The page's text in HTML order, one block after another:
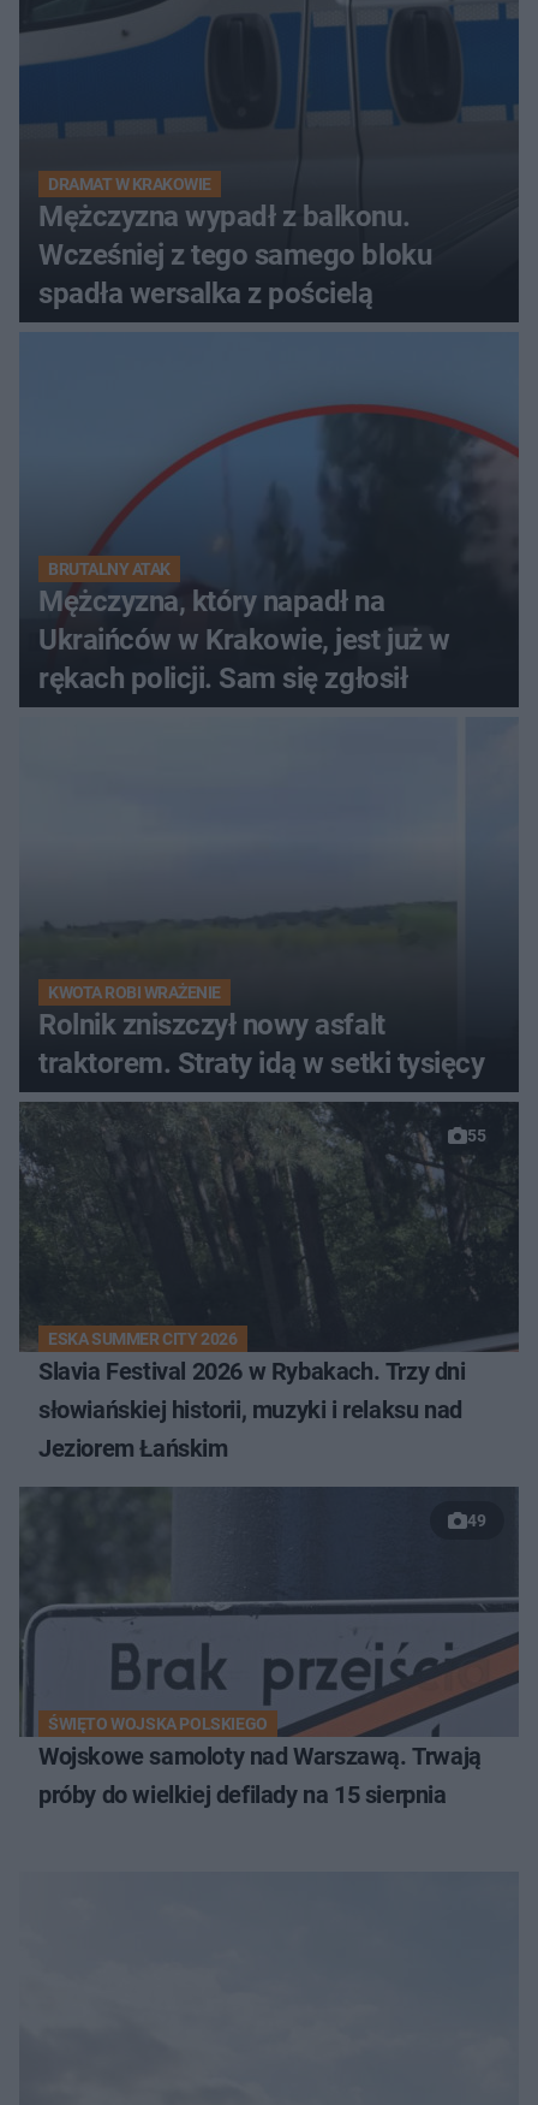
DRAMAT W KRAKOWIE
Mężczyzna wypadł z balkonu.
Wcześniej z tego samego bloku
spadła wersalka z pościelą
BRUTALNY ATAK
Mężczyzna, który napadł na
Ukraińców w Krakowie, jest już w
rękach policji. Sam się zgłosił
KWOTA ROBI WRAŻENIE
Rolnik zniszczył nowy asfalt
traktorem. Straty idą w setki tysięcy
55
ESKA SUMMER CITY 2026
Slavia Festival 2026 w Rybakach. Trzy dni
słowiańskiej historii, muzyki i relaksu nad
Jeziorem Łańskim
49
ŚWIĘTO WOJSKA POLSKIEGO
Wojskowe samoloty nad Warszawą. Trwają
próby do wielkiej defilady na 15 sierpnia